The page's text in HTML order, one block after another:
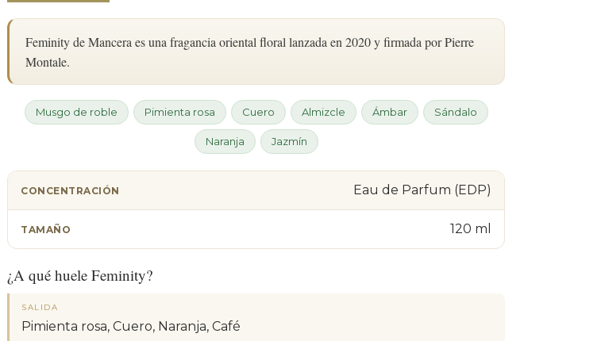
Feminity de Mancera es una fragancia oriental floral lanzada en 2020 y firmada por Pierre
Montale.
Musgo de roble Pimienta rosa Cuero Almizcle Ámbar Sándalo
Naranja Jazmín
CONCENTRACIÓN Eau de Parfum (EDP)
TAMAÑO 120 ml
¿A qué huele Feminity?
SALIDA
Pimienta rosa, Cuero, Naranja, Café